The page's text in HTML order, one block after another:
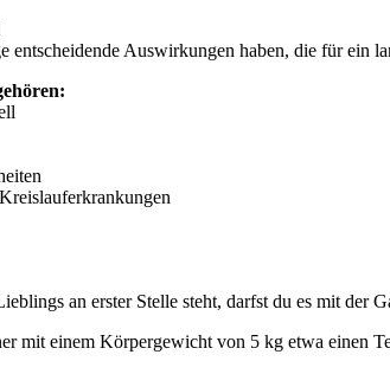
Auswirkungen haben, die für ein
an erster Stelle steht, darfst du es mit der
mit einem Körpergewicht von 5 kg etwa einen